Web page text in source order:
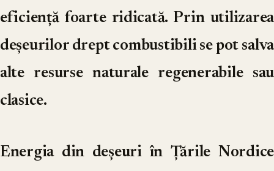
eficiență foarte ridicată. Prin utilizarea
deșeurilor drept combustibili se pot salva
alte resurse naturale regenerabile sau
clasice.
Energia din deșeuri în Țările Nordice